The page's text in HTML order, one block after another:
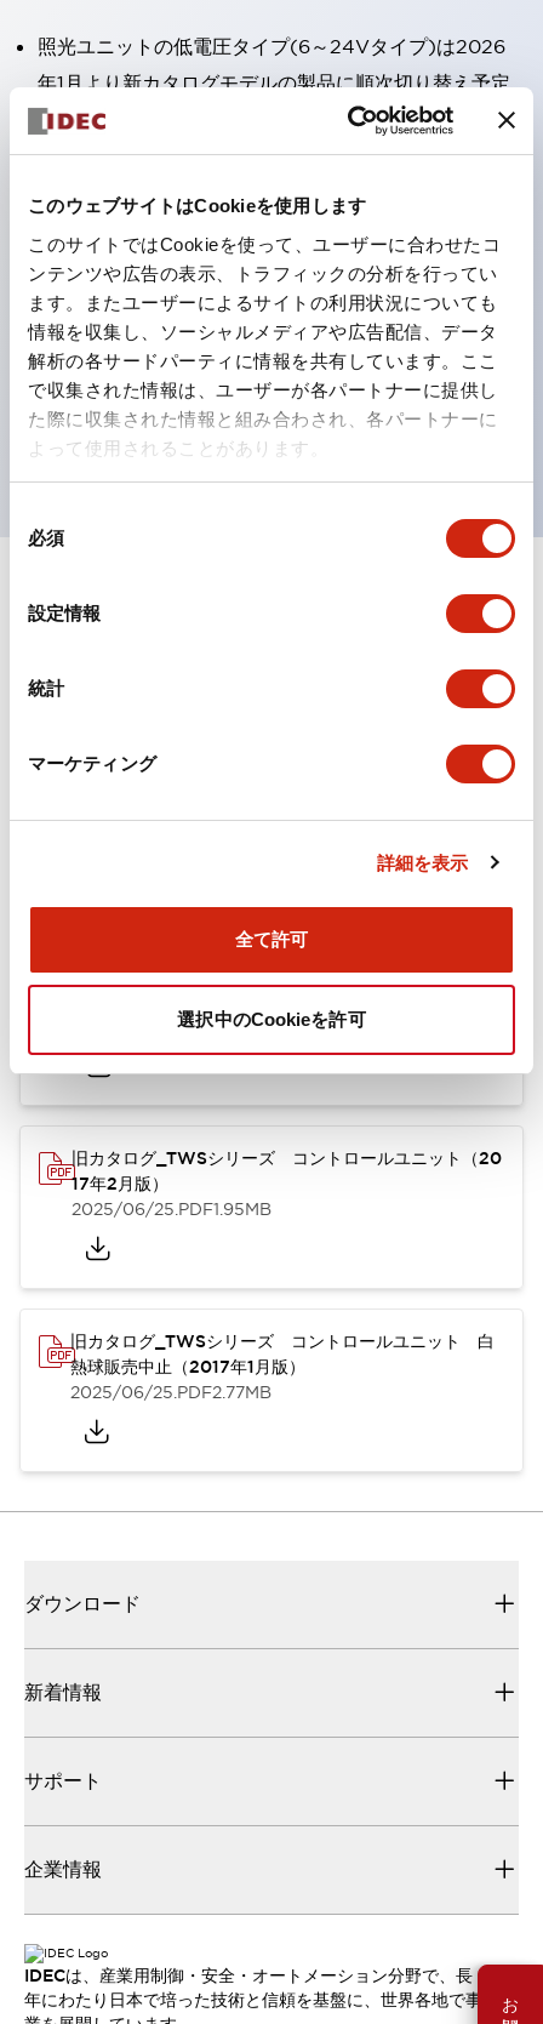
このウェブサイトはCookieを使用します
このサイトではCookieを使って、ユーザーに合わせたコ
ンテンツや広告の表示、トラフィックの分析を行ってい
ます。またユーザーによるサイトの利用状況についても
情報を収集し、ソーシャルメディアや広告配信、データ
解析の各サードパーティに情報を共有しています。ここ
で収集された情報は、ユーザーが各パートナーに提供し
た際に収集された情報と組み合わされ、各パートナーに
よって使用されることがあります。
必須
設定情報
統計
マーケティング
詳細を表示
全て許可
選択中のCookieを許可
照光ユニットの低電圧タイプ(6～24Vタイプ)は2026
年1月より新カタログモデルの製品に順次切り替え予定
高電圧タイプのLED球が搭載可能になり、ダイレクト
タイプの定格使用電圧が最大240Vまで対応可能になり
ました。
プを除く）
丸形圧着端子の配線工数を大幅に削減。
ひとつで6色の役をこなすLED球（LSRD球）。これま
で色ごとに分かれていたLED球を、1色のLED球で各色
を表現できるようにしました。
UL、CSA、TÜV、CCC認証品。（一部機種は除く）
ドキュメントとファイル
カタログ
版）（日本語）
TWSシリーズ コントロールユニット（2025年6月
.PDF1.30MB
旧カタログ_TWSシリーズ コントロールユニット（20
17年2月版）
2025/06/25.PDF1.95MB
旧カタログ_TWSシリーズ コントロールユニット 白
熱球販売中止（2017年1月版）
2025/06/25.PDF2.77MB
ダウンロード
新着情報
サポート
企業情報
IDECは、産業用制御・安全・オートメーション分野で、長
年にわたり日本で培った技術と信頼を基盤に、世界各地で事